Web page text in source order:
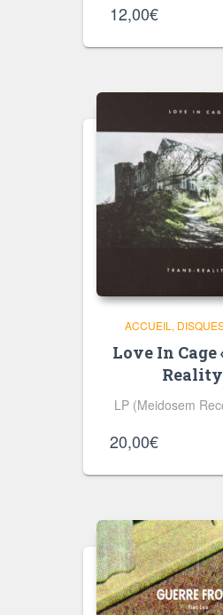
12,00€
ACCUEIL
Love In Cage
Reality
LP (Meidosem
20,00€